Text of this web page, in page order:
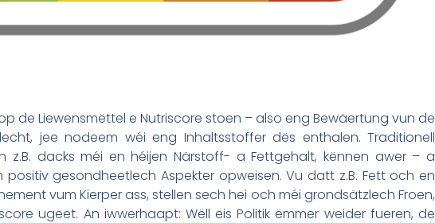
de Liewensmëttel e Nutriscore stoen – also eng Bewäertung vun de
jee nodeem wéi eng Inhaltsstoffer dës enthalen. Traditionell
z.B. dacks méi en héijen Närstoff- a Fettgehalt, kënnen awer – a
gesondheetlech Aspekter opweisen. Vu datt z.B. Fett och en
vum Kierper ass, stellen sech hei och méi grondsätzlech Froen,
ugeet. An iwwerhaapt: Wëll eis Politik ëmmer weider fueren, de